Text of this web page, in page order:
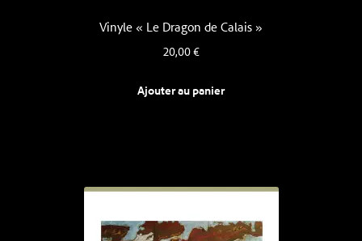
Vinyle « Le Dragon de Calais »
20,00€
Ajouter au panier